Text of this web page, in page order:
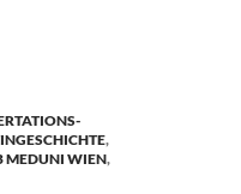
,
MEDUNI WIEN,